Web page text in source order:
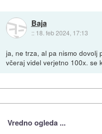
Baja
:: 18. feb 2024, 17:13
ja, ne trza, al pa nismo dovolj
včeraj videl verjetno 100x. se
Vredno ogleda ...